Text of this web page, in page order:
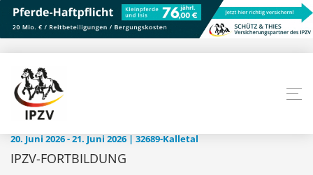
20. Juni 2026 - 21. Juni 2026 | 32689-Kalletal
IPZV-FORTBILDUNG